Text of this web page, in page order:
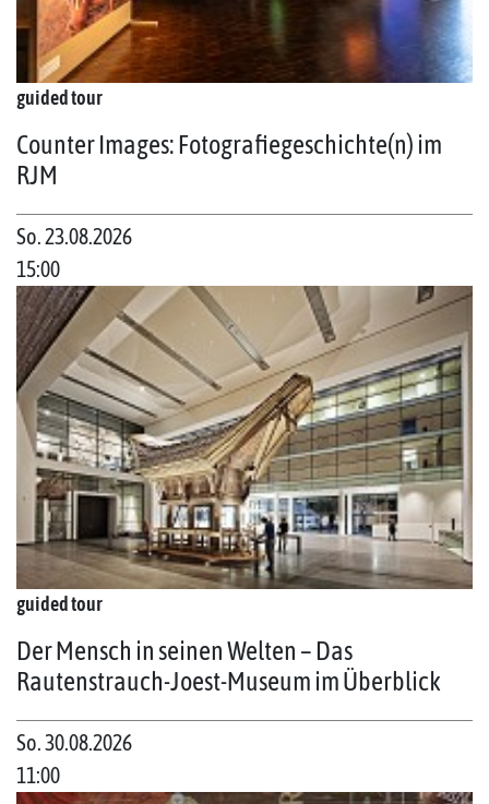
guided tour
Counter Images: Fotografiegeschichte(n) im
RJM
So. 23.08.2026
15:00
guided tour
Der Mensch in seinen Welten – Das
Rautenstrauch-Joest-Museum im Überblick
So. 30.08.2026
11:00